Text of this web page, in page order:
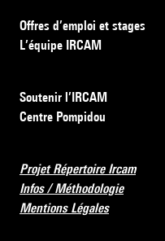
Offres d’emploi et stages
L’équipe IRCAM
Soutenir l’IRCAM
Centre Pompidou
Projet Répertoire Ircam
Infos / Méthodologie
Mentions Légales